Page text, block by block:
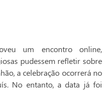
um encontro online,
pudessem refletir sobre
a celebração ocorrerá no
No entanto, a data já foi